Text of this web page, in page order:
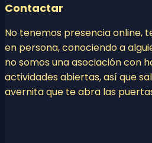
Contactar
No tenemos presencia online,
en persona, conociendo a
no somos una asociación con
actividades abiertas, así que
avernita que te abra las